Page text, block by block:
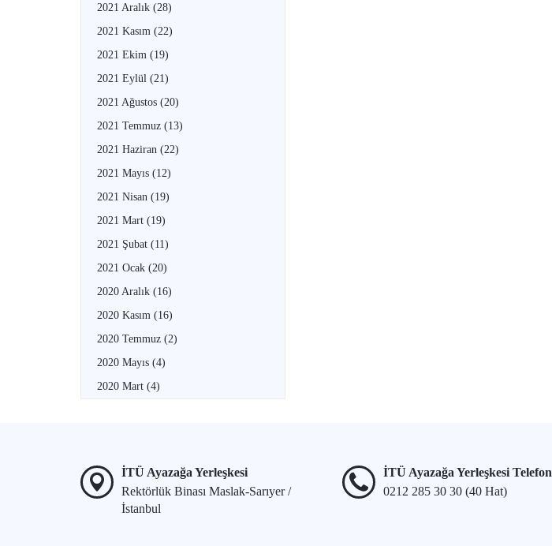
2021 Aralık (28)
2021 Kasım (22)
2021 Ekim (19)
2021 Eylül (21)
2021 Ağustos (20)
2021 Temmuz (13)
2021 Haziran (22)
2021 Mayıs (12)
2021 Nisan (19)
2021 Mart (19)
2021 Şubat (11)
2021 Ocak (20)
2020 Aralık (16)
2020 Kasım (16)
2020 Temmuz (2)
2020 Mayıs (4)
2020 Mart (4)
İTÜ Ayazağa Yerleşkesi
Rektörlük Binası Maslak-Sarıyer /
İstanbul
İTÜ Ayazağa Yerleşkesi Telefon
0212 285 30 30 (40 Hat)